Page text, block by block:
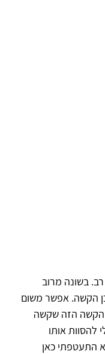
בשונה מרוב
הקשה. אפשר משום
הקשה הזה שקשה
להסוות אותו
התעטפתי כאן